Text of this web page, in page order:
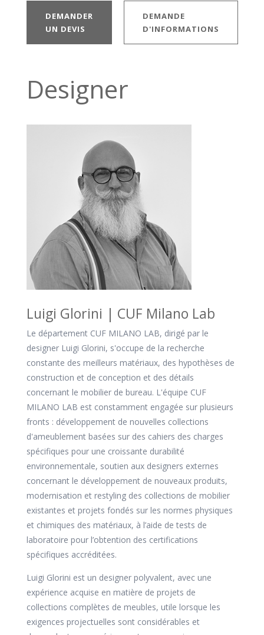
DEMANDER
UN DEVIS
DEMANDE
D'INFORMATIONS
Designer
Luigi Glorini | CUF Milano Lab
Le département CUF MILANO LAB, dirigé par le
designer Luigi Glorini, s'occupe de la recherche
constante des meilleurs matériaux, des hypothèses de
construction et de conception et des détails
concernant le mobilier de bureau. L'équipe CUF
MILANO LAB est constamment engagée sur plusieurs
fronts : développement de nouvelles collections
d'ameublement basées sur des cahiers des charges
spécifiques pour une croissante durabilité
environnementale, soutien aux designers externes
concernant le développement de nouveaux produits,
modernisation et restyling des collections de mobilier
existantes et projets fondés sur les normes physiques
et chimiques des matériaux, à l’aide de tests de
laboratoire pour l’obtention des certifications
spécifiques accréditées.
Luigi Glorini est un designer polyvalent, avec une
expérience acquise en matière de projets de
collections complètes de meubles, utile lorsque les
exigences projectuelles sont considérables et